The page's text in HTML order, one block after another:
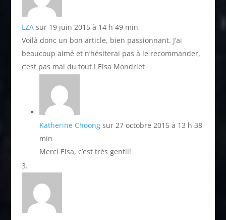
LZA sur 19 juin 2015 à 14 h 49 min
Voilà donc un bon article, bien passionnant. J’ai
beaucoup aimé et n’hésiterai pas à le recommander,
c’est pas mal du tout ! Elsa Mondriet
Katherine Choong sur 27 octobre 2015 à 13 h 38
min
Merci Elsa, c’est très gentil!